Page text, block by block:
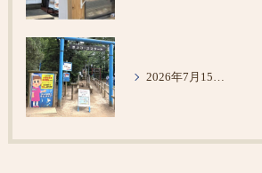
2026年7月15日 清水公園＆VS PARK